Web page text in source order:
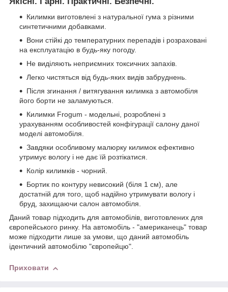
Килимки виготовлені з натуральної гума з різними
синтетичними добавками.
Вони стійкі до температурних перепадів і розраховані
на експлуатацію в будь-яку погоду.
Не виділяють неприємних токсичних запахів.
Легко чистяться від будь-яких видів забруднень.
Після згинання / витягування килимка з автомобіля
його борти не заламуються.
Килимки Frogum - модельні, розроблені з
урахуванням особливостей конфігурації салону даної
моделі автомобіля.
Завдяки особливому малюрку килимок ефективно
утримує вологу і не дає їй розтікатися.
Колір килимків - чорний.
Бортик по контуру невисокий (біля 1 см), але
достатній для того, щоб надійно утримувати вологу і
бруд, захищаючи салон автомобіля.
Даний товар підходить для автомобілів, виготовлених для
європейського ринку. На автомобіль - "американець" товар
може підходити лише за умови, що даний автомобіль
ідентичний автомобілю "європейцю".
Приховати